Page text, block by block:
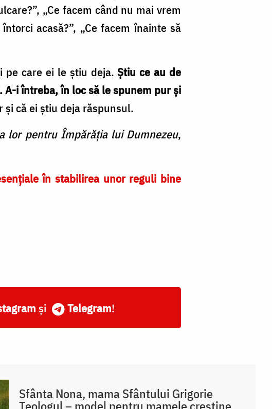
„Ce facem când nu mai vrem
acasă?”, „Ce facem înainte să
pe care ei le știu deja.Știu ce au de
A-i întreba, în loc să le spunem pur și
și că ei știu deja răspunsul.
lor pentru Împărăția lui Dumnezeu,
în stabilirea unor reguli bine
și Telegram!
Sfânta Nona, mama Sfântului Grigorie